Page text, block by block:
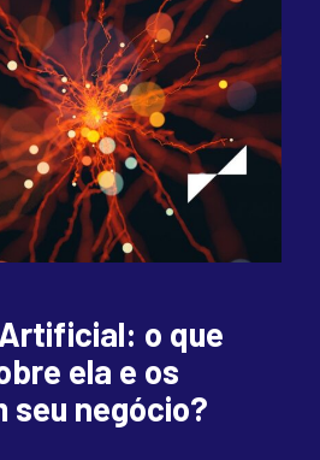
o que
ela e os
seu negócio?